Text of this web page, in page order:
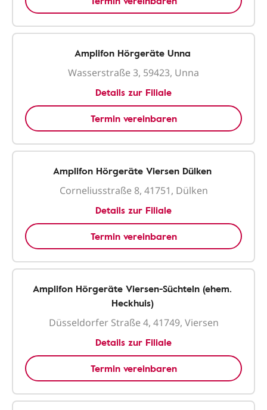
Amplifon Hörgeräte Unna
Wasserstraße 3, 59423, Unna
Details zur Filiale
Termin vereinbaren
Amplifon Hörgeräte Viersen Dülken
Corneliusstraße 8, 41751, Dülken
Details zur Filiale
Termin vereinbaren
Amplifon Hörgeräte Viersen-Süchteln (ehem.
Heckhuis)
Düsseldorfer Straße 4, 41749, Viersen
Details zur Filiale
Termin vereinbaren